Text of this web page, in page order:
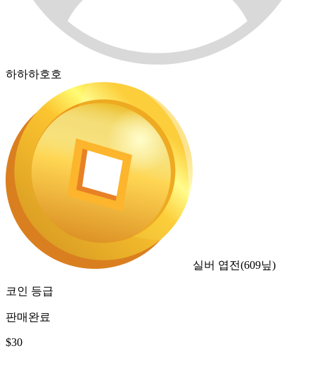
하하하호호
실버 엽전(609닢)
코인 등급
판매완료
$30